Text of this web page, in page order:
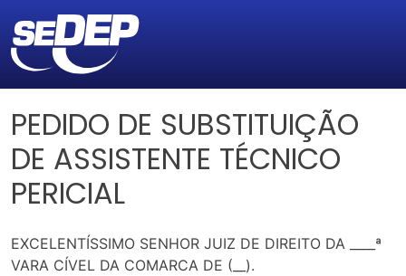
PEDIDO DE SUBSTITUIÇÃO
DE ASSISTENTE TÉCNICO
PERICIAL
EXCELENTÍSSIMO SENHOR JUIZ DE DIREITO DA ____ª
VARA CÍVEL DA COMARCA DE (__).